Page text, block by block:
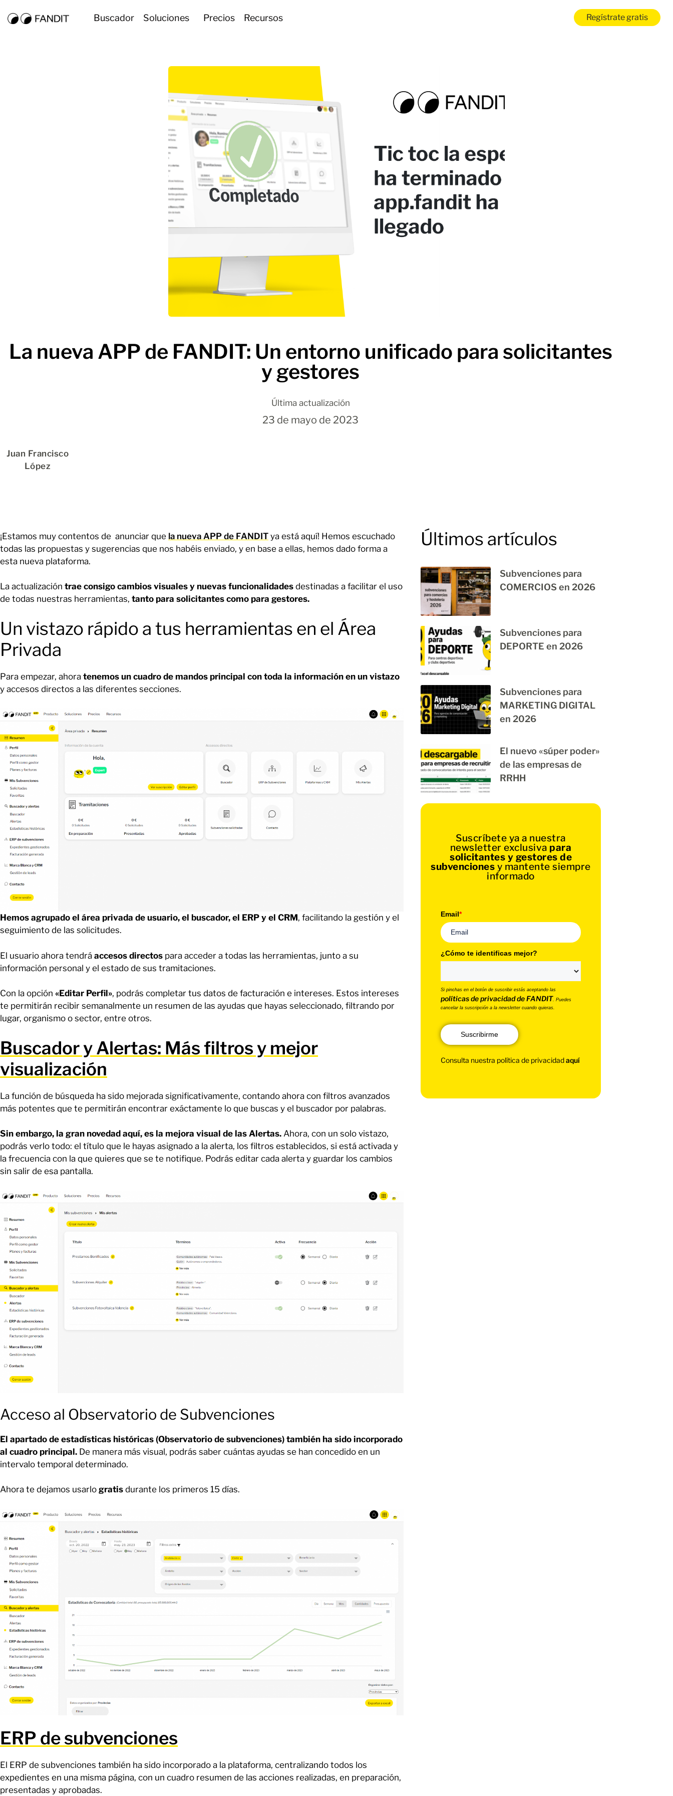
Buscador Soluciones Precios Recursos Regístrate gratis
La nueva APP de FANDIT: Un entorno unificado para solicitantes
y gestores
Última actualización
23 de mayo de 2023
Juan Francisco
López
¡Estamos muy contentos de anunciar que la nueva APP de FANDIT ya está aquí! Hemos escuchado
todas las propuestas y sugerencias que nos habéis enviado, y en base a ellas, hemos dado forma a
esta nueva plataforma.
La actualización trae consigo cambios visuales y nuevas funcionalidades destinadas a facilitar el uso
de todas nuestras herramientas, tanto para solicitantes como para gestores.
Un vistazo rápido a tus herramientas en el Área
Privada
Para empezar, ahora tenemos un cuadro de mandos principal con toda la información en un vistazo
y accesos directos a las diferentes secciones.
Hemos agrupado el área privada de usuario, el buscador, el ERP y el CRM, facilitando la gestión y el
seguimiento de las solicitudes.
El usuario ahora tendrá accesos directos para acceder a todas las herramientas, junto a su
información personal y el estado de sus tramitaciones.
Con la opción «Editar Perfil», podrás completar tus datos de facturación e intereses. Estos intereses
te permitirán recibir semanalmente un resumen de las ayudas que hayas seleccionado, filtrando por
lugar, organismo o sector, entre otros.
Buscador y Alertas: Más filtros y mejor
visualización
La función de búsqueda ha sido mejorada significativamente, contando ahora con filtros avanzados
más potentes que te permitirán encontrar exáctamente lo que buscas y el buscador por palabras.
Sin embargo, la gran novedad aquí, es la mejora visual de las Alertas. Ahora, con un solo vistazo,
podrás verlo todo: el título que le hayas asignado a la alerta, los filtros establecidos, si está activada y
la frecuencia con la que quieres que se te notifique. Podrás editar cada alerta y guardar los cambios
sin salir de esa pantalla.
Acceso al Observatorio de Subvenciones
El apartado de estadísticas históricas (Observatorio de subvenciones) también ha sido incorporado
al cuadro principal. De manera más visual, podrás saber cuántas ayudas se han concedido en un
intervalo temporal determinado.
Ahora te dejamos usarlo gratis durante los primeros 15 días.
ERP de subvenciones
El ERP de subvenciones también ha sido incorporado a la plataforma, centralizando todos los
expedientes en una misma página, con un cuadro resumen de las acciones realizadas, en preparación,
presentadas y aprobadas.
Últimos artículos
Subvenciones para
COMERCIOS en 2026
Subvenciones para
DEPORTE en 2026
Subvenciones para
MARKETING DIGITAL
en 2026
El nuevo «súper poder»
de las empresas de
RRHH
Suscríbete ya a nuestra
newsletter exclusiva para
solicitantes y gestores de
subvenciones y mantente siempre
informado
Email*
¿Cómo te identificas mejor?
Si pinchas en el botón de suscribir estás aceptando las
políticas de privacidad de FANDIT . Puedes
cancelar la suscripción a la newsletter cuando quieras.
Suscribirme
Consulta nuestra política de privacidadaquí